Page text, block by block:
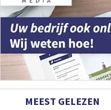
MEEST GELEZEN